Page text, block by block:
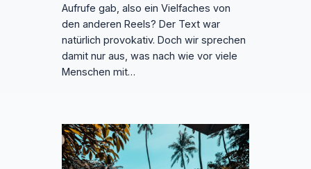
Aufrufe gab, also ein Vielfaches von
den anderen Reels? Der Text war
natürlich provokativ. Doch wir sprechen
damit nur aus, was nach wie vor viele
Menschen mit…